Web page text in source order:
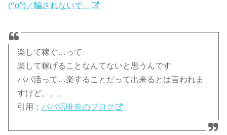
(^o^)／騙されないで」
楽して稼ぐ…って
楽して稼げることなんてないと思うんです
パパ活って…楽することだって出来るとは言われま
すけど。。。
引用：パパ活唯奈のブログ